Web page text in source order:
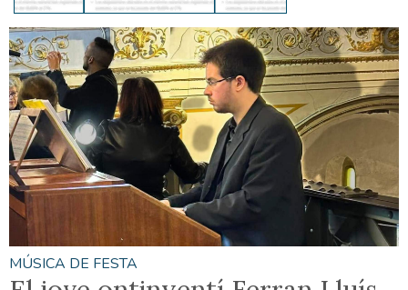
MÚSICA DE FESTA